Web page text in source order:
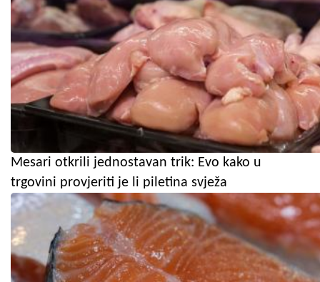
Mesari otkrili jednostavan trik: Evo kako u
trgovini provjeriti je li piletina svježa